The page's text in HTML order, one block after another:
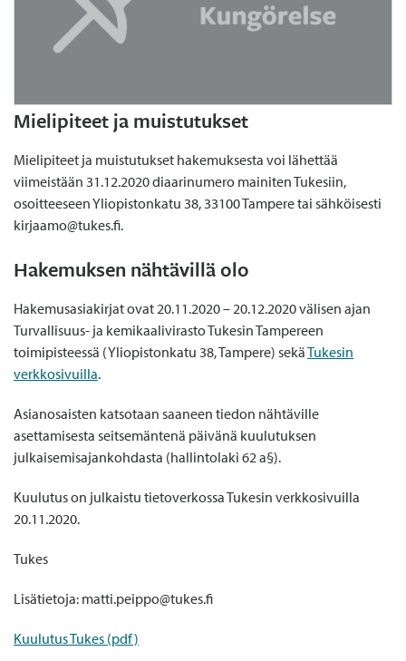
Mielipiteet ja muistutukset
Mielipiteet ja muistutukset hakemuksesta voi lähettää
viimeistään 31.12.2020 diaarinumero mainiten Tukesiin,
osoitteeseen Yliopistonkatu 38, 33100 Tampere tai sähköisesti
kirjaamo@tukes.fi.
Hakemuksen nähtävillä olo
Hakemusasiakirjat ovat 20.11.2020 – 20.12.2020 välisen ajan
Turvallisuus- ja kemikaalivirasto Tukesin Tampereen
toimipisteessä (Yliopistonkatu 38, Tampere) sekäTukesin
verkkosivuilla.
Asianosaisten katsotaan saaneen tiedon nähtäville
asettamisesta seitsemäntenä päivänä kuulutuksen
julkaisemisajankohdasta (hallintolaki 62 a§).
Kuulutus on julkaistu tietoverkossa Tukesin verkkosivuilla
20.11.2020.
Tukes
Lisätietoja: matti.peippo@tukes.fi
Kuulutus Tukes (pdf)